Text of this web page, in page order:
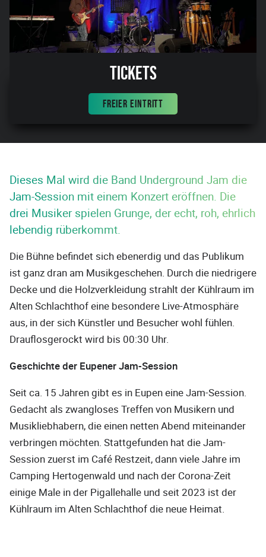
Tickets
FREIER EINTRITT
Dieses Mal wird die Band Underground Jam die
Jam-Session mit einem Konzert eröffnen. Die
drei Musiker spielen Grunge, der echt, roh, ehrlich
lebendig rüberkommt.
Die Bühne befindet sich ebenerdig und das Publikum
ist ganz dran am Musikgeschehen. Durch die niedrigere
Decke und die Holzverkleidung strahlt der Kühlraum im
Alten Schlachthof eine besondere Live-Atmosphäre
aus, in der sich Künstler und Besucher wohl fühlen.
Drauflosgerockt wird bis 00:30 Uhr.
Geschichte der Eupener Jam-Session
Seit ca. 15 Jahren gibt es in Eupen eine Jam-Session.
Gedacht als zwangloses Treffen von Musikern und
Musikliebhabern, die einen netten Abend miteinander
verbringen möchten. Stattgefunden hat die Jam-
Session zuerst im Café Restzeit, dann viele Jahre im
Camping Hertogenwald und nach der Corona-Zeit
einige Male in der Pigallehalle und seit 2023 ist der
Kühlraum im Alten Schlachthof die neue Heimat.